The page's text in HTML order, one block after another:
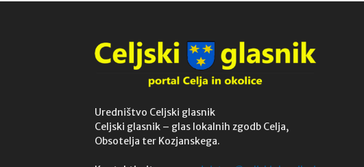
Uredništvo Celjski glasnik
Celjski glasnik – glas lokalnih zgodb Celja,
Obsotelja ter Kozjanskega.